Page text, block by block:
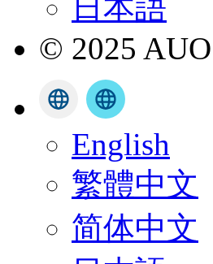
日本語
© 2025
English
繁體中文
简体中文